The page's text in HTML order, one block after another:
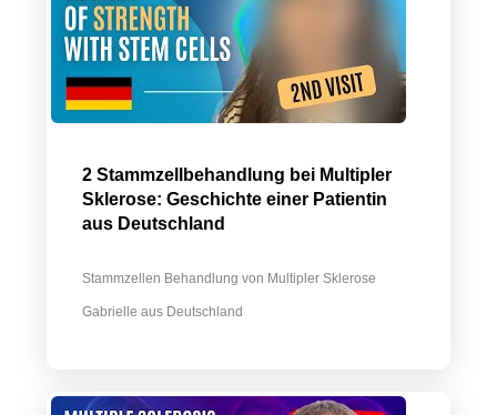
2 Stammzellbehandlung bei Multipler
Sklerose: Geschichte einer Patientin
aus Deutschland
Stammzellen Behandlung von Multipler Sklerose
Gabrielle aus Deutschland